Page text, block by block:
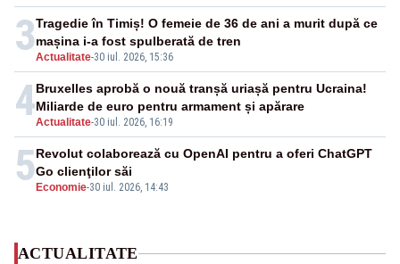
3Actualitate-30 iul. 2026, 15:36
Tragedie în Timiș! O femeie de 36 de ani a murit după ce
mașina i-a fost spulberată de tren
4Actualitate-30 iul. 2026, 16:19
Bruxelles aprobă o nouă tranșă uriașă pentru Ucraina!
Miliarde de euro pentru armament și apărare
5 Economie-30 iul. 2026, 14:43
Revolut colaborează cu OpenAI pentru a oferi ChatGPT
Go clienţilor săi
ACTUALITATE